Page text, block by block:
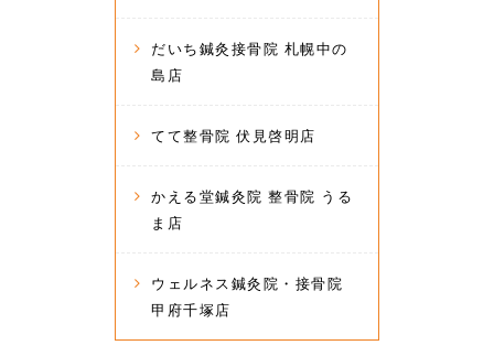
だいち鍼灸接骨院 札幌中の
島店
てて整骨院 伏見啓明店
かえる堂鍼灸院 整骨院 うる
ま店
ウェルネス鍼灸院・接骨院
甲府千塚店